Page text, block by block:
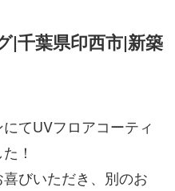
|千葉県印西市|新築
てUVフロアコーティ
！
びいただき、別のお